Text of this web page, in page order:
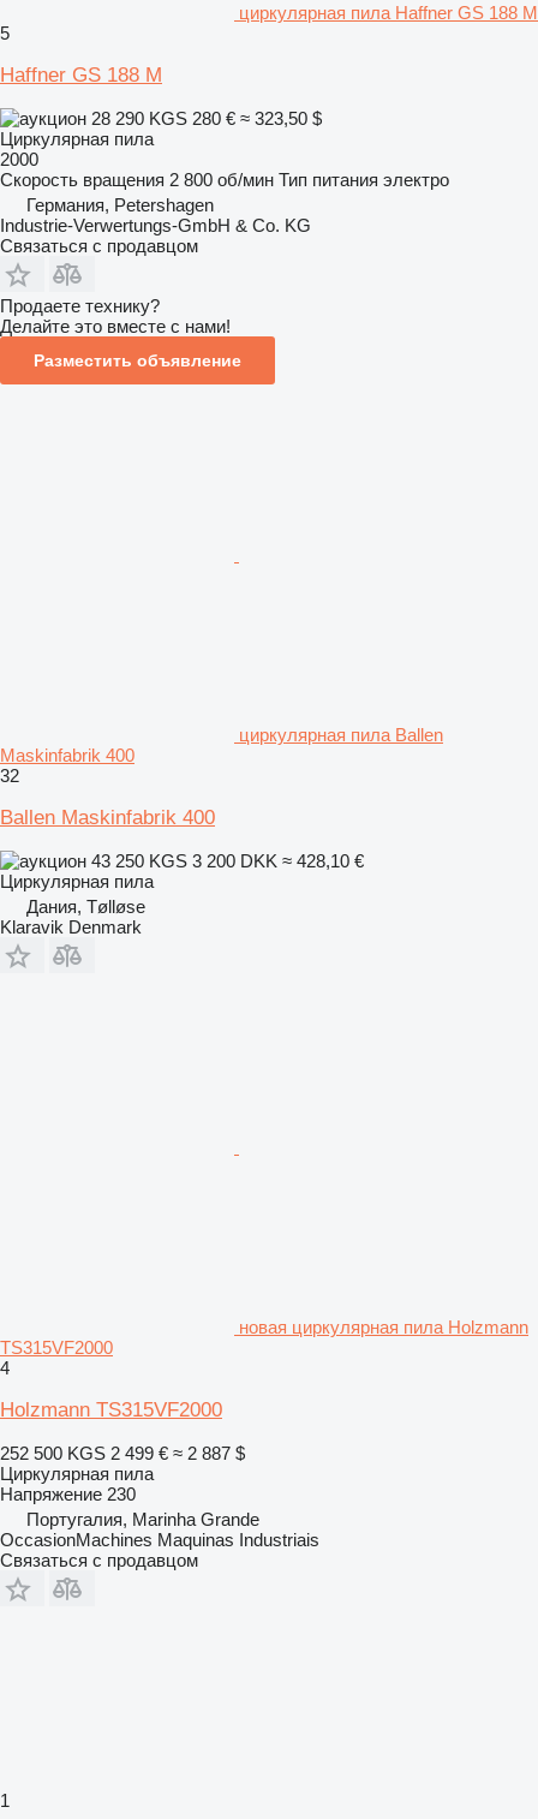
циркулярная пила Haffner GS 188 M
5
Haffner GS 188 M
28 290 KGS 280 € ≈ 323,50 $
Циркулярная пила
2000
Скорость вращения 2 800 об/мин Тип питания электро
Германия, Petershagen
Industrie-Verwertungs-GmbH & Co. KG
Связаться с продавцом
Продаете технику?
Делайте это вместе с нами!
Разместить объявление
циркулярная пила Ballen
Maskinfabrik 400
32
Ballen Maskinfabrik 400
43 250 KGS 3 200 DKK ≈ 428,10 €
Циркулярная пила
Дания, Tølløse
Klaravik Denmark
новая циркулярная пила Holzmann
TS315VF2000
4
Holzmann TS315VF2000
252 500 KGS 2 499 € ≈ 2 887 $
Циркулярная пила
Напряжение 230
Португалия, Marinha Grande
OccasionMachines Maquinas Industriais
Связаться с продавцом
1